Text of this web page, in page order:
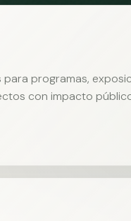
programas,
con impacto